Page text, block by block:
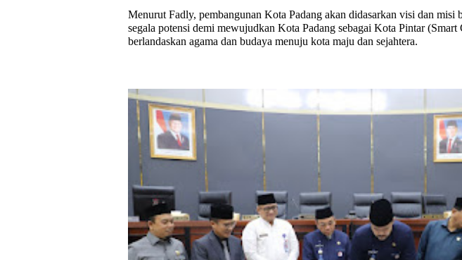
Menurut Fadly, pembangunan Kota Padang akan didasarkan visi dan misi
segala potensi demi mewujudkan Kota Padang sebagai Kota Pintar
berlandaskan agama dan budaya menuju kota maju dan sejahtera.